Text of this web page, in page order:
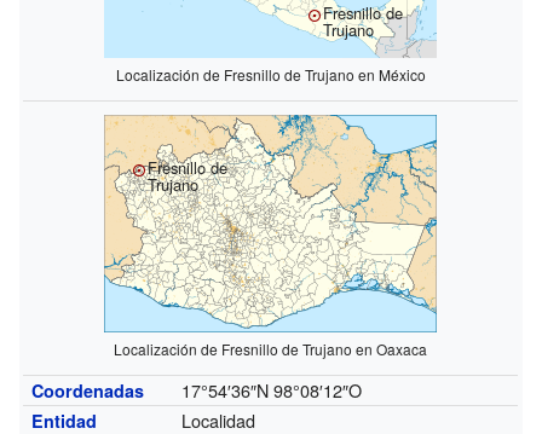
Fresnillo de
Trujano
Localización de Fresnillo de Trujano en México
Fresnillo de
Trujano
Localización de Fresnillo de Trujano en Oaxaca
Coordenadas 17°54′36″N 98°08′12″O
Entidad
Localidad